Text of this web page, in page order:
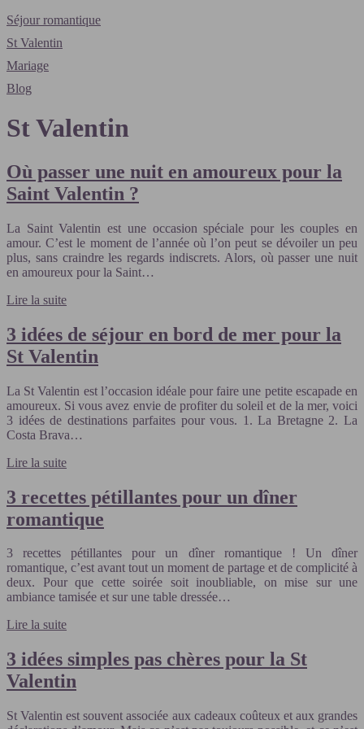
Séjour romantique
St Valentin
Mariage
Blog
St Valentin
Où passer une nuit en amoureux pour la
Saint Valentin ?
La Saint Valentin est une occasion spéciale pour les couples en
amour. C’est le moment de l’année où l’on peut se dévoiler un peu
plus, sans craindre les regards indiscrets. Alors, où passer une nuit
en amoureux pour la Saint…
Lire la suite
3 idées de séjour en bord de mer pour la
St Valentin
La St Valentin est l’occasion idéale pour faire une petite escapade en
amoureux. Si vous avez envie de profiter du soleil et de la mer, voici
3 idées de destinations parfaites pour vous. 1. La Bretagne 2. La
Costa Brava…
Lire la suite
3 recettes pétillantes pour un dîner
romantique
3 recettes pétillantes pour un dîner romantique ! Un dîner
romantique, c’est avant tout un moment de partage et de complicité à
deux. Pour que cette soirée soit inoubliable, on mise sur une
ambiance tamisée et sur une table dressée…
Lire la suite
3 idées simples pas chères pour la St
Valentin
St Valentin est souvent associée aux cadeaux coûteux et aux grandes